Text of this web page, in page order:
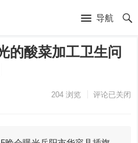
导航
的酸菜加工卫生问
204浏览 评论已关闭